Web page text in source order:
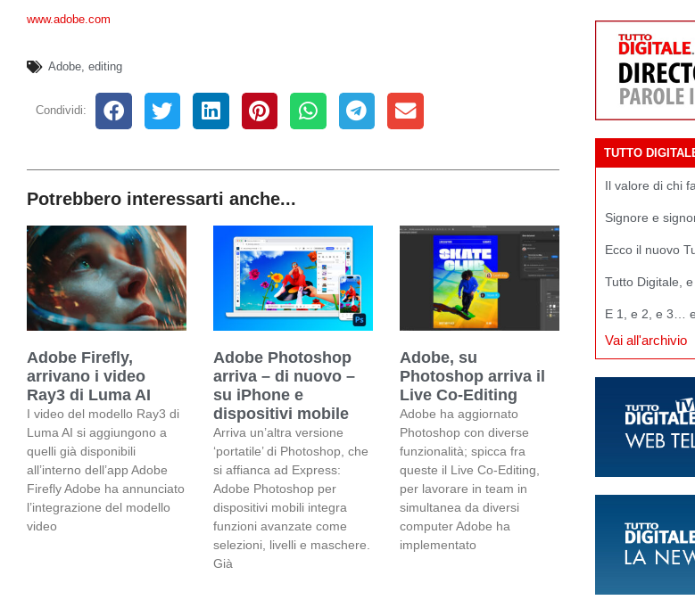
www.adobe.com
Adobe, editing
Condividi:
Potrebbero interessarti anche...
Adobe Firefly,
arrivano i video
Ray3 di Luma AI
I video del modello Ray3 di
Luma AI si aggiungono a
quelli già disponibili
all’interno dell’app Adobe
Firefly Adobe ha annunciato
l’integrazione del modello
video
Adobe Photoshop
arriva – di nuovo –
su iPhone e
dispositivi mobile
Arriva un’altra versione
‘portatile’ di Photoshop, che
si affianca ad Express:
Adobe Photoshop per
dispositivi mobili integra
funzioni avanzate come
selezioni, livelli e maschere.
Già
Adobe, su
Photoshop arriva il
Live Co-Editing
Adobe ha aggiornato
Photoshop con diverse
funzionalità; spicca fra
queste il Live Co-Editing,
per lavorare in team in
simultanea da diversi
computer Adobe ha
implementato
TUTTO
Il valore di chi
Signore e
Ecco il nuovo
Tutto Digitale,
E 1, e 2, e 3…
Vai all'archivio